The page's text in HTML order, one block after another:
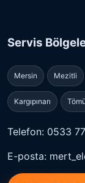
Servis
Mersin Mezitli
Kargıpınarı
Telefon: 0533
E-posta: